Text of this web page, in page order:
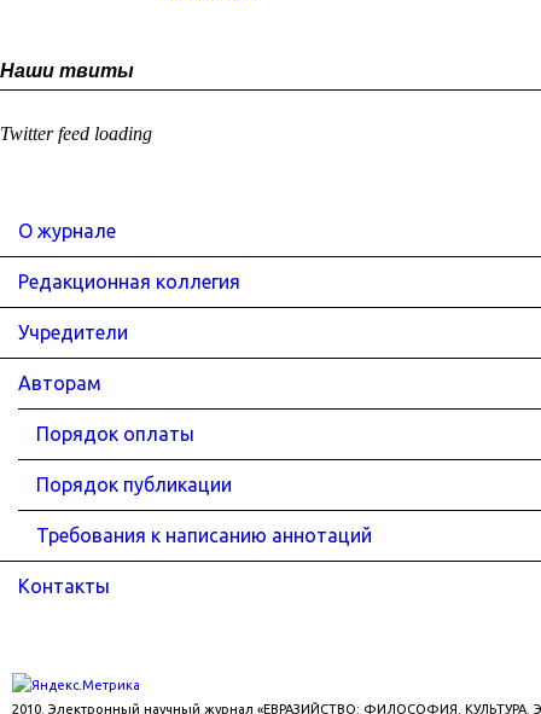
Наши твиты
Twitter feed loading
О журнале
Редакционная коллегия
Учредители
Авторам
Порядок оплаты
Порядок публикации
Требования к написанию аннотаций
Контакты
2010. Электронный научный журнал «ЕВРАЗИЙСТВО: ФИЛОСОФИЯ. КУЛЬТУРА.